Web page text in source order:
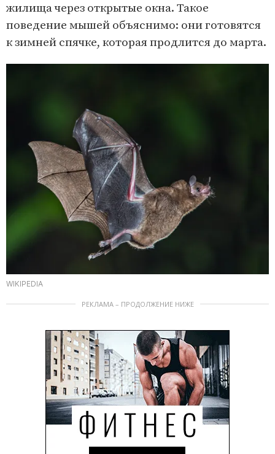
жилища через открытые окна. Такое
поведение мышей объяснимо: они готовятся
к зимней спячке, которая продлится до марта.
WIKIPEDIA
РЕКЛАМА – ПРОДОЛЖЕНИЕ НИЖЕ